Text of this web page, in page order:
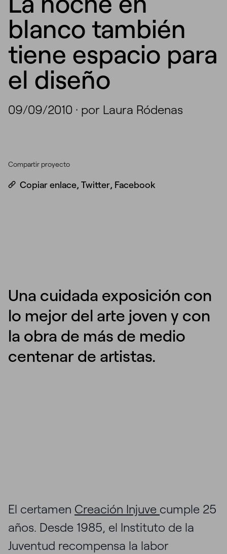
blanco también
tiene espacio para
el diseño
09/09/2010 · por Laura Ródenas
Compartir proyecto
Copiar enlace, Twitter, Facebook
Una cuidada exposición con
lo mejor del arte joven y con
la obra de más de medio
centenar de artistas.
El certamen Creación Injuve cumple 25
años. Desde 1985, el Instituto de la
Juventud recompensa la labor